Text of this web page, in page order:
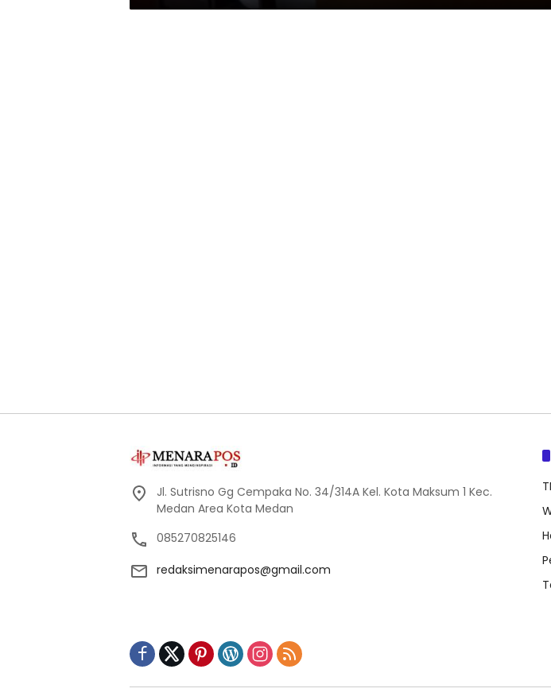
Jl. Sutrisno Gg Cempaka No. 34/314A Kel. Kota Maksum 1 Kec.
Medan Area Kota Medan
085270825146
redaksimenarapos@gmail.com